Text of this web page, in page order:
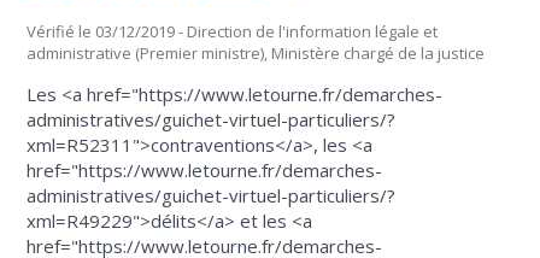
Vérifié le 03/12/2019 - Direction de l'information légale et
administrative (Premier ministre), Ministère chargé de la justice
Les <a href="https://www.letourne.fr/demarches-
administratives/guichet-virtuel-particuliers/?
xml=R52311">contraventions</a>, les <a
href="https://www.letourne.fr/demarches-
administratives/guichet-virtuel-particuliers/?
xml=R49229">délits</a> et les <a
href="https://www.letourne.fr/demarches-